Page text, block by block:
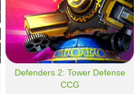
Defenders 2: Tower Defense
CCG